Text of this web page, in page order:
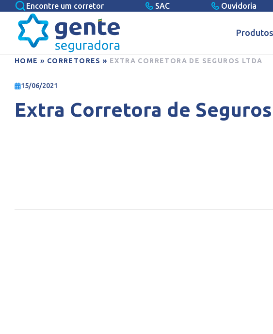
Encontre um corretor SAC Ouvidoria
Produtos
HOME » CORRETORES » EXTRA CORRETORA DE SEGUROS LTDA
15/06/2021
Extra Corretora de